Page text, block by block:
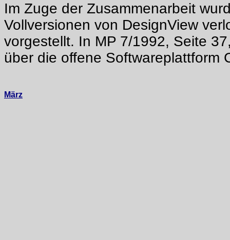
Im Zuge der Zusammenarbeit
Vollversionen von DesignView
vorgestellt. In MP 7/1992, Seite
über die offene Softwareplattform
März